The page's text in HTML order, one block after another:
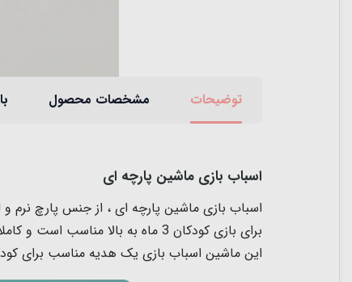
توضیحات مشخصات محصول
اسباب بازی ماشین پارچه ای
اسباب بازی ماشین پارچه ای ، از جنس پارچ نرم
برای بازی کودکان 3 ماه به
این ماشین اسباب بازی یک هدیه مناسب برای